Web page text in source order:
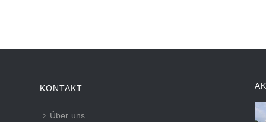
KONTAKT
Über uns